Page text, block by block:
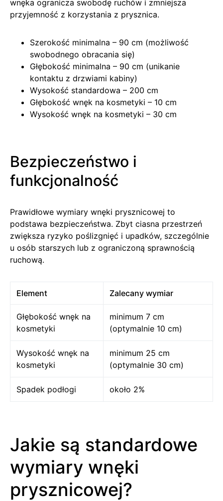
wnęka ogranicza swobodę ruchów i zmniejsza
przyjemność z korzystania z prysznica.
Szerokość minimalna – 90 cm (możliwość
swobodnego obracania się)
Głębokość minimalna – 90 cm (unikanie
kontaktu z drzwiami kabiny)
Wysokość standardowa – 200 cm
Głębokość wnęk na kosmetyki – 10 cm
Wysokość wnęk na kosmetyki – 30 cm
Bezpieczeństwo i
funkcjonalność
Prawidłowe wymiary wnęki prysznicowej to
podstawa bezpieczeństwa. Zbyt ciasna przestrzeń
zwiększa ryzyko poślizgnięć i upadków, szczególnie
u osób starszych lub z ograniczoną sprawnością
ruchową.
Element Zalecany wymiar
Głębokość wnęk na
kosmetyki
minimum 7 cm
(optymalnie 10 cm)
Wysokość wnęk na
kosmetyki
minimum 25 cm
(optymalnie 30 cm)
Spadek podłogi około 2%
Jakie są standardowe
wymiary wnęki
prysznicowej?